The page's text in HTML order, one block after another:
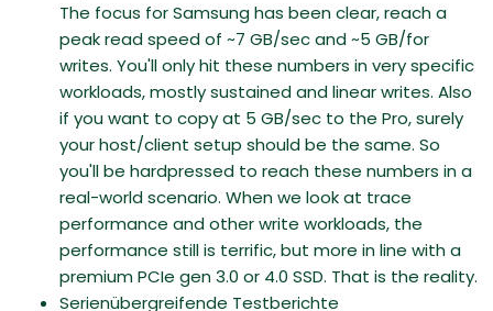
The focus for Samsung has been clear, reach a
peak read speed of ~7 GB/sec and ~5 GB/for
writes. You'll only hit these numbers in very specific
workloads, mostly sustained and linear writes. Also
if you want to copy at 5 GB/sec to the Pro, surely
your host/client setup should be the same. So
you'll be hardpressed to reach these numbers in a
real-world scenario. When we look at trace
performance and other write workloads, the
performance still is terrific, but more in line with a
premium PCIe gen 3.0 or 4.0 SSD. That is the reality.
Serienübergreifende Testberichte